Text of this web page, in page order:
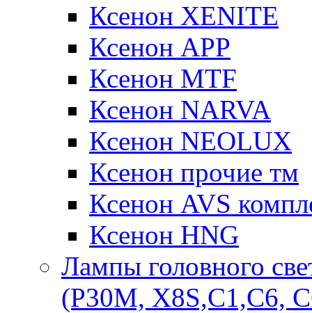
Ксенон XENITE
Ксенон APP
Ксенон MTF
Ксенон NARVA
Ксенон NEOLUX
Ксенон прочие тм
Ксенон AVS
Ксенон HNG
Лампы головного
(P30M, X8S,С1,С6,